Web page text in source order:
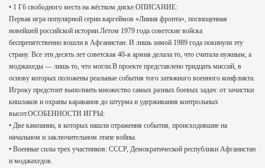
• 1 Гб свободного места на жёстком диске.ОПИСАНИЕ:
Первая игра популярной серии варгеймов «Линия фронта», посвященная
новейшей российской истории.Летом 1979 года советские войска
беспрепятственно вошли в Афганистан. И лишь зимой 1989 года покинули эту
страну. Все эти десять лет советская 40-я армия делала то, что считала нужным, а
моджахеды — лишь то, что могли.В проекте представлено тридцать миссий, в
основу которых положены реальные события того затяжного военного конфликта.
Игроку предстоит выполнить множество самых разных боевых задач: от зачистки
кишлаков и охраны караванов до штурма и удерживания контрольных
высот.ОСОБЕННОСТИ ИГРЫ:
• Две кампании, в которых нашли отражения события, происходившие на
начальном и заключительном этапе войны.
• Военные силы трех участников: СССР, Демократической республики Афганистан
и моджахедов.